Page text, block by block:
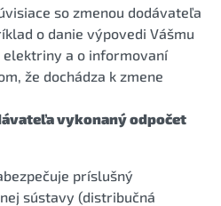
so zmenou dodávateľa
o danie výpovedi Vášmu
a o informovaní
že dochádza k zmene
vykonaný odpočet
príslušný
sústavy (distribučná